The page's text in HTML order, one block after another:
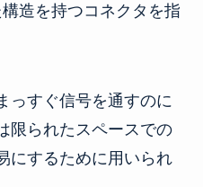
造を持つコネクタを指
っすぐ信号を通すのに
限られたスペースでの
にするために用いられ